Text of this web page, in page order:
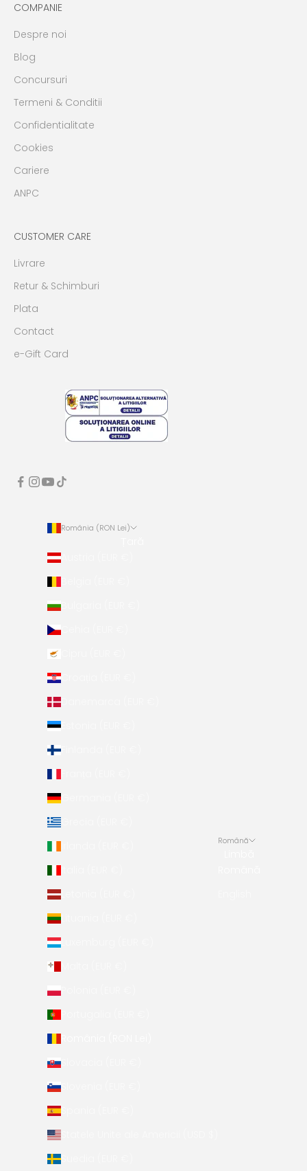
COMPANIE
Despre noi
Blog
Concursuri
Termeni & Conditii
Confidentialitate
Cookies
Cariere
ANPC
CUSTOMER CARE
Livrare
Retur & Schimburi
Plata
Contact
e-Gift Card
România (RON Lei)
Austria (EUR €)
Bulgaria (EUR €)
Cehia (EUR €)
Croația (EUR €)
Danemarca (EUR €)
Estonia (EUR €)
Finlanda (EUR €)
Germania (EUR €)
Grecia (EUR €)
Letonia (EUR €)
Lituania (EUR €)
Luxemburg (EUR €)
Polonia (EUR €)
Slovacia (EUR €)
Slovenia (EUR €)
Spania (EUR €)
Statele Unite ale Americii (USD $)
Suedia (EUR €)
Română